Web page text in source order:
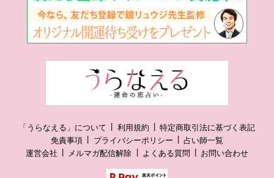
「うらなえる」について 利用規約
特定商取引法に基づく表記
免責事項
プライバシーポリシー
占い師一覧
運営会社
メルマガ配信解除 よくある質問 お問い合わせ